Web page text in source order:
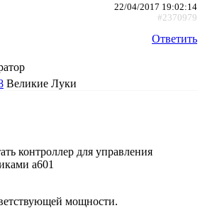
22/04/2017 19:02:14
#2370979
Ответить
Великие Луки
контроллер для управления
а601
мощности.